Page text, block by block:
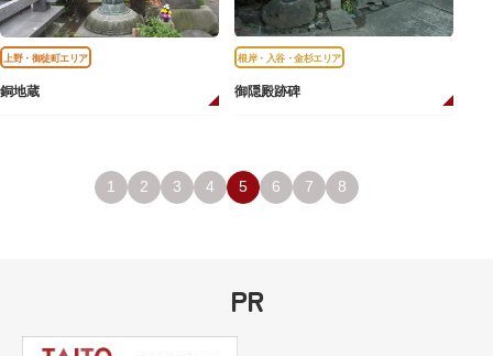
上野・御徒町エリア
銅地蔵
根岸・入谷・金杉エリア
御隠殿跡碑
1 2 3 4 5 6 7 8
PR